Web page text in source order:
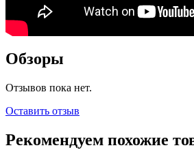
Обзоры
Отзывов пока нет.
Оставить отзыв
Рекомендуем похожие